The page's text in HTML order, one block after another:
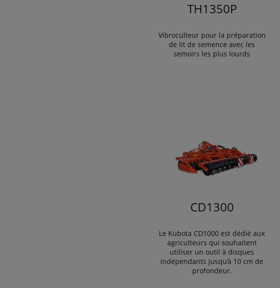
TH1350P
Vibroculteur pour la préparation
de lit de semence avec les
semoirs les plus lourds
CD1300
Le Kubota CD1000 est dédié aux
agriculteurs qui souhaitent
utiliser un outil à disques
indépendants jusqu’à 10 cm de
profondeur.